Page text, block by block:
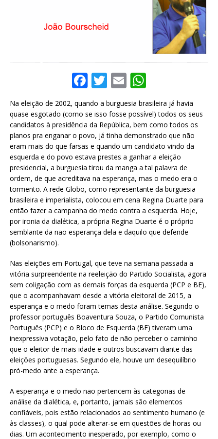
F
a
c
e
b
o
o
k
T
it
te
r
E
m
ai
l
h
at
s
A
p
p
Na eleição de 2002, quando a burguesia brasileira já havia
quase esgotado (como se isso fosse possível) todos os seus
candidatos à presidência da República, bem como todos os
planos pra enganar o povo, já tinha demonstrado que não
eram mais do que farsas e quando um candidato vindo da
esquerda e do povo estava prestes a ganhar a eleição
presidencial, a burguesia tirou da manga a tal palavra de
ordem, de que acreditava na esperança, mas o medo era o
tormento. A rede Globo, como representante da burguesia
brasileira e imperialista, colocou em cena Regina Duarte para
então fazer a campanha do medo contra a esquerda. Hoje,
por ironia da dialética, a própria Regina Duarte é o próprio
semblante da não esperança dela e daquilo que defende
(bolsonarismo).
Nas eleições em Portugal, que teve na semana passada a
vitória surpreendente na reeleição do Partido Socialista, agora
sem coligação com as demais forças da esquerda (PCP e BE),
que o acompanhavam desde a vitória eleitoral de 2015, a
esperança e o medo foram temas desta análise. Segundo o
professor português Boaventura Souza, o Partido Comunista
Português (PCP) e o Bloco de Esquerda (BE) tiveram uma
inexpressiva votação, pelo fato de não perceber o caminho
que o eleitor de mais idade e outros buscavam diante das
eleições portuguesas. Segundo ele, houve um desequilíbrio
pró-medo ante a esperança.
A esperança e o medo não pertencem às categorias de
análise da dialética, e, portanto, jamais são elementos
confiáveis, pois estão relacionados ao sentimento humano (e
às classes), o qual pode alterar-se em questões de horas ou
dias. Um acontecimento inesperado, por exemplo, como o